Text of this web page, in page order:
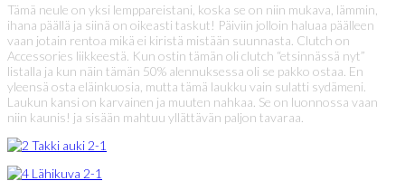
Tämä neule on yksi lemppareistani, koska se on niin mukava, lämmin,
ihana päällä ja siinä on oikeasti taskut! Päiviin jolloin haluaa päälleen
vaan jotain rentoa mikä ei kiristä mistään suunnasta. Clutch on
Accessories liikkeestä. Kun ostin tämän oli clutch “etsinnässä nyt”
listalla ja kun näin tämän 50% alennuksessa oli se pakko ostaa. En
yleensä osta eläinkuosia, mutta tämä laukku vain sulatti sydämeni.
Laukun kansi on karvainen ja muuten nahkaa. Se on luonnossa vaan
niin kaunis! ja sisään mahtuu yllättävän paljon tavaraa.